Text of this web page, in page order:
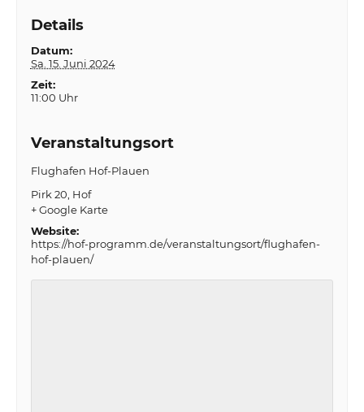
Details
Datum:
Sa. 15. Juni 2024
Zeit:
11:00 Uhr
Veranstaltungsort
Flughafen Hof-Plauen
Pirk 20 Hof
+ Google Karte
Website:
https://hof-programm.de/veranstaltungsort/flughafen-
hof-plauen/